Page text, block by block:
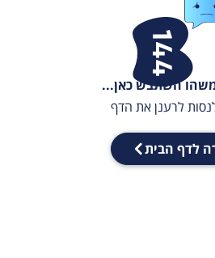
השתבש כאן...
לרענן את הדף
לדף הבית